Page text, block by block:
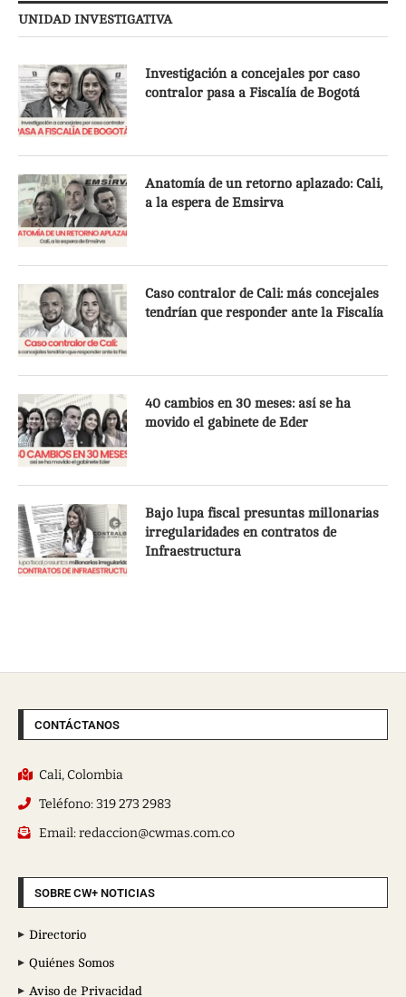
UNIDAD INVESTIGATIVA
Investigación a concejales por caso
contralor pasa a Fiscalía de Bogotá
Anatomía de un retorno aplazado: Cali,
a la espera de Emsirva
Caso contralor de Cali: más concejales
tendrían que responder ante la Fiscalía
40 cambios en 30 meses: así se ha
movido el gabinete de Eder
Bajo lupa fiscal presuntas millonarias
irregularidades en contratos de
Infraestructura
CONTÁCTANOS
Cali, Colombia
Teléfono: 319 273 2983
Email: redaccion@cwmas.com.co
SOBRE CW+ NOTICIAS
Directorio
Quiénes Somos
Aviso de Privacidad